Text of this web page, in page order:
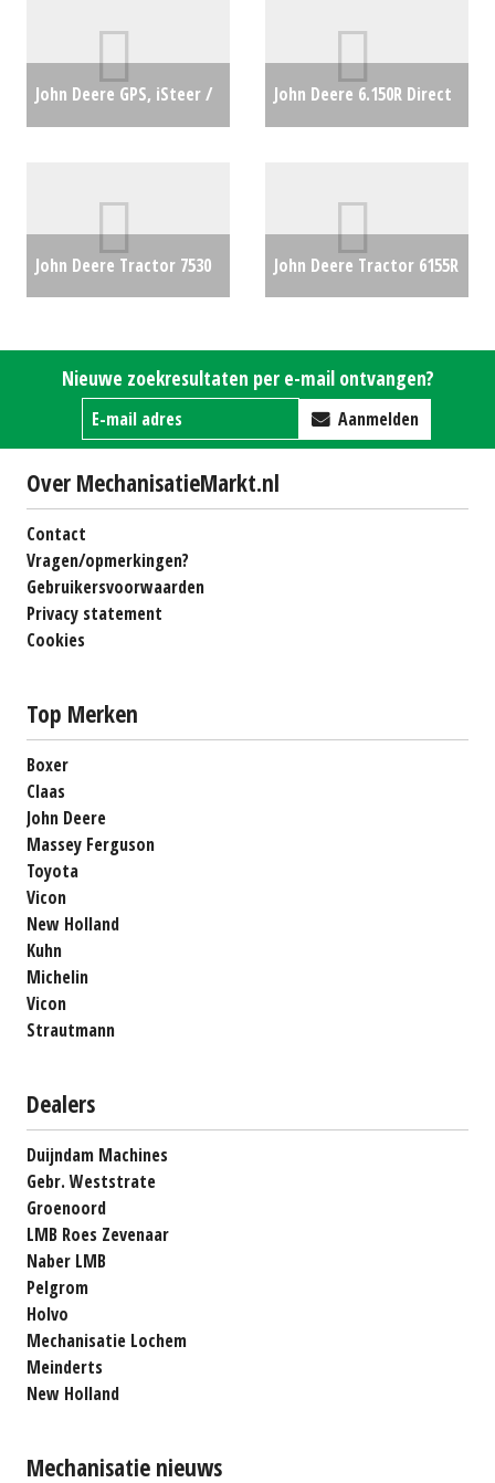
John Deere GPS, iSteer /
€0
John Deere 6.150R Direct
John Deere Tractor 7530
John Deere Tractor 6155R
Nieuwe zoekresultaten per e-mail ontvangen?
Aanmelden
Over MechanisatieMarkt.nl
Contact
Vragen/opmerkingen?
Gebruikersvoorwaarden
Privacy statement
Cookies
Top Merken
Boxer
Claas
John Deere
Massey Ferguson
Toyota
Vicon
New Holland
Kuhn
Michelin
Vicon
Strautmann
Dealers
Duijndam Machines
Gebr. Weststrate
Groenoord
LMB Roes Zevenaar
Naber LMB
Pelgrom
Holvo
Mechanisatie Lochem
Meinderts
New Holland
Mechanisatie nieuws